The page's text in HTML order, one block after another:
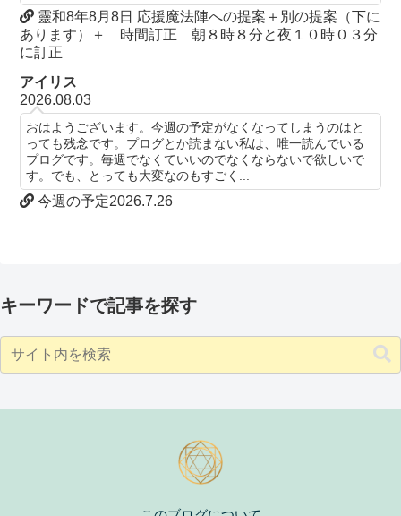
靈和8年8月8日 応援魔法陣への提案＋別の提案（下に
あります）＋ 時間訂正 朝８時８分と夜１０時０３分
に訂正
アイリス
2026.08.03
おはようございます。今週の予定がなくなってしまうのはと
っても残念です。プログとか読まない私は、唯一読んでいる
プログです。毎週でなくていいのでなくならないで欲しいで
す。でも、とっても大変なのもすごく...
今週の予定2026.7.26
キーワードで記事を探す